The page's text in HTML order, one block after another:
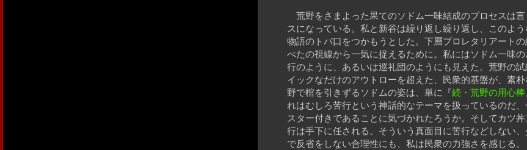
荒野をさまよった果てのソドム一味結成のプロセスは
スになっている。私と新谷は繰り返し繰り返し、このよ
物語のトバ口をつかもうとした。下層プロレタリアート
べたの視線から一気に捉えるために。私にはソドム一味
行のように、あるいは巡礼団のようにも見えた。荒野の
イックなだけのアウトローを超えた、民衆的基盤が、素
野で棺を引きずるソドムの姿は、単に『続・荒野の用心棒
れはむしろ苦行という神話的なテーマを扱っているのだ
スター付きであることに気づかれたろうか。そしてカツ
行は手下に任される。そういう真面目に苦行などしない
で反省をしない合理性にも、私は民衆の力強さを感じる。